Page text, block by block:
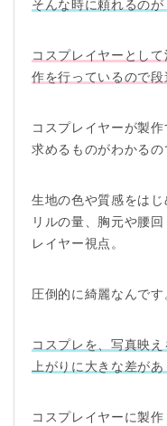
そんな時に頼れるのが
コスプレイヤーとし
作を行っているので段
コスプレイヤーが製
求めるものがわかるの
生地の色や質感をは
リルの量、胸元や腰
レイヤー視点。
圧倒的に綺麗なんです
コスプレを、写真映
上がりに大きな差があ
コスプレイヤーに製